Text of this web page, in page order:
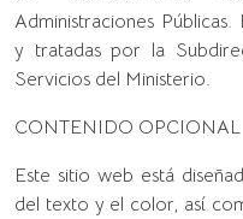
Administraciones
y tratadas por la
Servicios del Ministerio.
CONTENIDO OPCIONAL
Este sitio web está
del texto y el color, así